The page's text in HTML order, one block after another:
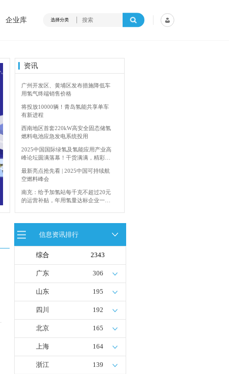
企业库 选择分类
内蒙古能源局：2024年加快建设输氢管道网络
资讯
广州开发区、黄埔区发布措施降低车
用氢气终端销售价格
将投放10000辆！青岛氢能共享单车
有新进程
西南地区首套220kW高安全固态储氢
燃料电池应急发电系统投用
2025中国国际绿氢及氢能应用产业高
峰论坛圆满落幕！干货满满，精彩瞬
最新亮点抢先看 | 2025中国可持续航
空燃料峰会
南充：给予加氢站每千克不超过20元
的运营补贴，年用氢量达标企业一次
青岛氢能新跨越：海德利森携手打造
全球首台套！240吨氢能矿用刚性自
发成果验收工作会议在呼伦贝尔举行
新疆俊瑞温宿规模化制绿氢项目开工
仪式在温宿县成功举办
荷兰氢能产业联盟到访天德工业装
能产业发展举办交流会
信息资讯排行
综合 2343
广东 306
山东 195
四川 192
北京 165
上海 164
浙江 139